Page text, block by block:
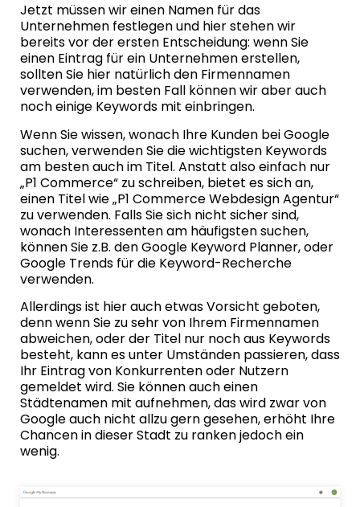
Jetzt müssen wir einen Namen für das
Unternehmen festlegen und hier stehen wir
bereits vor der ersten Entscheidung: wenn Sie
einen Eintrag für ein Unternehmen erstellen,
sollten Sie hier natürlich den Firmennamen
verwenden, im besten Fall können wir aber auch
noch einige Keywords mit einbringen.
Wenn Sie wissen, wonach Ihre Kunden bei Google
suchen, verwenden Sie die wichtigsten Keywords
am besten auch im Titel. Anstatt also einfach nur
„P1 Commerce“ zu schreiben, bietet es sich an,
einen Titel wie „P1 Commerce Webdesign Agentur“
zu verwenden. Falls Sie sich nicht sicher sind,
wonach Interessenten am häufigsten suchen,
können Sie z.B. denGoogle Keyword Planner, oder
Google Trends für die Keyword-Recherche
verwenden.
Allerdings ist hier auch etwas Vorsicht geboten,
denn wenn Sie zu sehr von Ihrem Firmennamen
abweichen, oder der Titel nur noch aus Keywords
besteht, kann es unter Umständen passieren, dass
Ihr Eintrag von Konkurrenten oder Nutzern
gemeldet wird. Sie können auch einen
Städtenamen mit aufnehmen, das wird zwar von
Google auch nicht allzu gern gesehen, erhöht Ihre
Chancen in dieser Stadt zu ranken jedoch ein
wenig.